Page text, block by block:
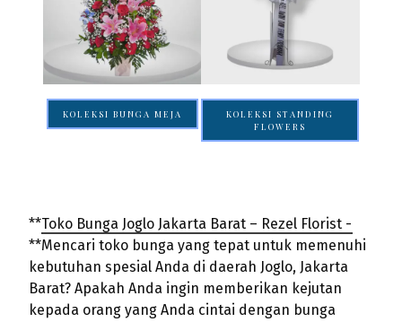
KOLEKSI BUNGA MEJA
KOLEKSI STANDING
FLOWERS
**Toko Bunga Joglo Jakarta Barat – Rezel Florist -
**Mencari toko bunga yang tepat untuk memenuhi
kebutuhan spesial Anda di daerah Joglo, Jakarta
Barat? Apakah Anda ingin memberikan kejutan
kepada orang yang Anda cintai dengan bunga